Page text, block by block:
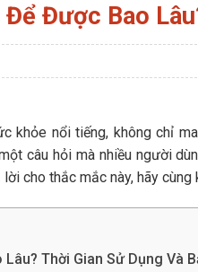
Để Được Bao
khỏe nổi tiếng, không chỉ
câu hỏi mà nhiều người
cho thắc mắc này, hãy
Thời Gian Sử Dụng Và